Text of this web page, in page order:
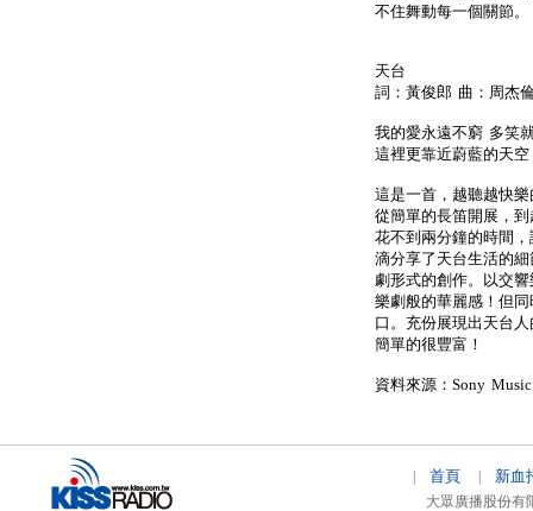
不住舞動每一個關節。
天台
詞：黃俊郎 曲：周杰
我的愛永遠不窮 多笑
這裡更靠近蔚藍的天空
這是一首，越聽越快樂
從簡單的長笛開展，
花不到兩分鐘的時間
滴分享了天台生活的
劇形式的創作。以交
樂劇般的華麗感！但
口。充份展現出天台
簡單的很豐富！
資料來源：Sony Music
首頁 新血
大眾廣播股份有